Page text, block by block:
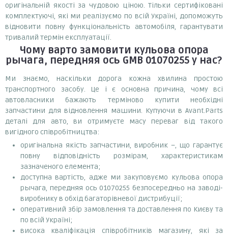
оригінальній якості за чудовою ціною. Тільки сертифіковані
комплектуючі, які ми реалізуємо по всій Україні, допоможуть
відновити повну функціональність автомобіля, гарантувати
тривалий термін експлуатації.
Чому варто замовити кульова опора
рычага, передняя ось GMB 01070255 у нас?
Ми знаємо, наскільки дорога кожна хвилина простою
транспортного засобу. Це і є основна причина, чому всі
автовласники бажають терміново купити необхідні
запчастини для відновлення машини. Купуючи в Avant.Parts
деталі для авто, ви отримуєте масу переваг від такого
вигідного співробітництва:
оригінальна якість запчастини, виробник –, що гарантує
повну відповідність розмірам, характеристикам
зазначеного елемента;
доступна вартість, адже ми закуповуємо кульова опора
рычага, передняя ось 01070255 безпосередньо на заводі-
виробнику в обхід багаторівневої дистрибуції;
оперативний збір замовлення та доставлення по Києву та
по всій Україні;
висока кваліфікація співробітників магазину, які за